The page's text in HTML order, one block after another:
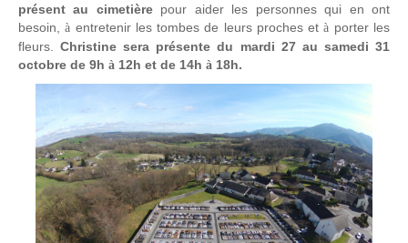
présent au cimetièrepour aider les personnes qui en ont
besoin,à entretenir les tombes de leurs proches età porter les
fleurs.Christine sera présente du mardi 27 au samedi 31
octobre de 9h à 12h et de 14h à 18h.